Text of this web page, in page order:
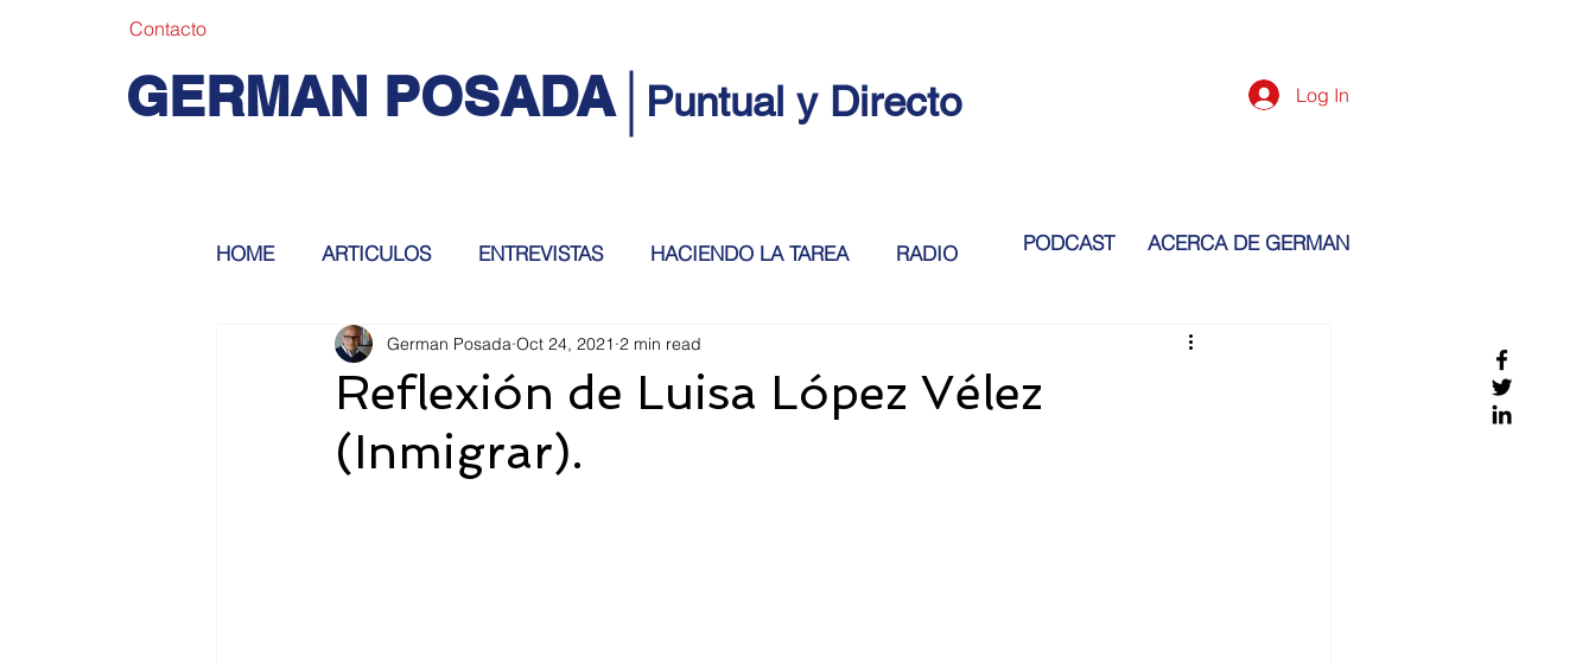
Contacto
Puntual y Directo
GERMAN POSADA Log In
HOME ARTICULOS ENTREVISTAS HACIENDO LA TAREA RADIO
Reflexión de Luisa López Vélez
(Inmigrar).
German Posada Oct 24, 2021 2 min read
PODCAST ACERCA DE GERMAN